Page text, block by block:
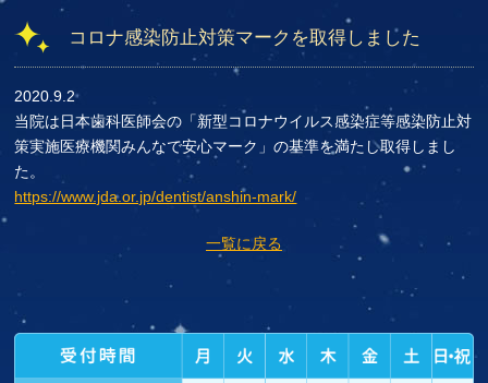
コロナ感染防止対策マークを取得しました
2020.9.2
当院は日本歯科医師会の「新型コロナウイルス感染症等感染防止対
策実施医療機関みんなで安心マーク」の基準を満たし取得しまし
た。
https://www.jda.or.jp/dentist/anshin-mark/
一覧に戻る